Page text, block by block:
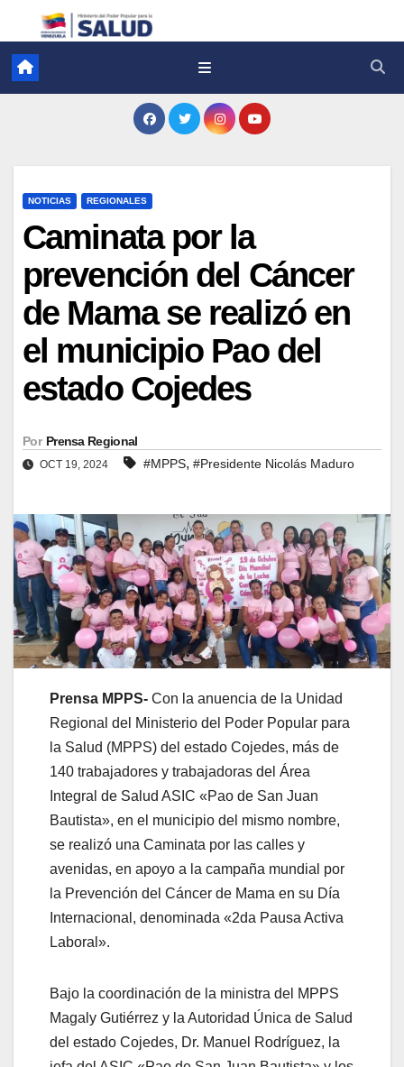
NOTICIAS REGIONALES
Caminata por la
prevención del Cáncer
de Mama se realizó en
el municipio Pao del
estado Cojedes
Por Prensa Regional
OCT 19, 2024 #MPPS, #Presidente Nicolás Maduro
Prensa MPPS- Con la anuencia de la Unidad
Regional del Ministerio del Poder Popular para
la Salud (MPPS) del estado Cojedes, más de
140 trabajadores y trabajadoras del Área
Integral de Salud ASIC «Pao de San Juan
Bautista», en el municipio del mismo nombre,
se realizó una Caminata por las calles y
avenidas, en apoyo a la campaña mundial por
la Prevención del Cáncer de Mama en su Día
Internacional, denominada «2da Pausa Activa
Laboral».
Bajo la coordinación de la ministra del MPPS
Magaly Gutiérrez y la Autoridad Única de Salud
del estado Cojedes, Dr. Manuel Rodríguez, la